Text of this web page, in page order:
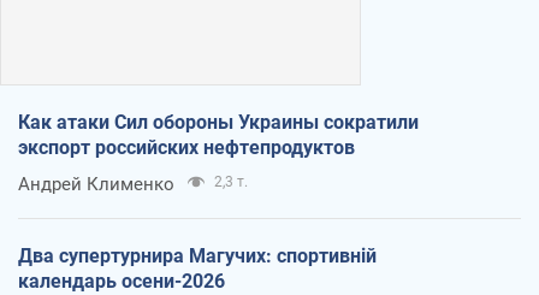
Как атаки Сил обороны Украины сократили
экспорт российских нефтепродуктов
Андрей Клименко 2,3 т.
Два супертурнира Магучих: спортивній
календарь осени-2026